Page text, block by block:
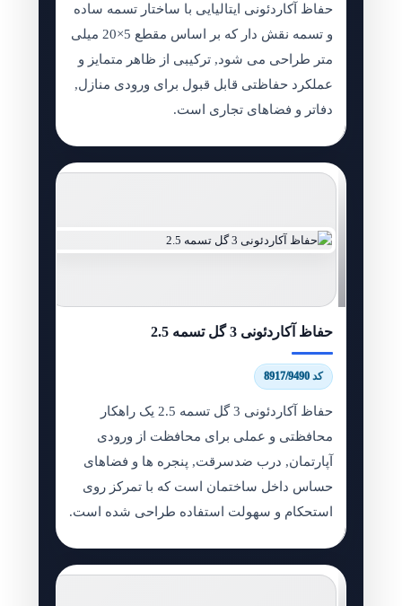
حفاظ آکاردئونی ایتالیایی با ساختار تسمه ساده
و تسمه نقش دار که بر اساس مقطع 5×20 میلی
متر طراحی می شود, ترکیبی از ظاهر متمایز و
عملکرد حفاظتی قابل قبول برای ورودی منازل,
دفاتر و فضاهای تجاری است.
حفاظ آکاردئونی 3 گل تسمه 2.5
کد 8917/9490
حفاظ آکاردئونی 3 گل تسمه 2.5 یک راهکار
محافظتی و عملی برای محافظت از ورودی
آپارتمان, درب ضدسرقت, پنجره ها و فضاهای
حساس داخل ساختمان است که با تمرکز روی
استحکام و سهولت استفاده طراحی شده است.